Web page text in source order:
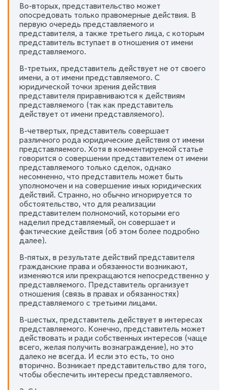
Во-вторых, представительство может
опосредовать только правомерные действия. В
первую очередь представляемого и
представителя, а также третьего лица, с которым
представитель вступает в отношения от имени
представляемого.
В-третьих, представитель действует не от своего
имени, а от имени представляемого. С
юридической точки зрения действия
представителя приравниваются к действиям
представляемого (так как представитель
действует от имени представляемого).
В-четвертых, представитель совершает
различного рода юридические действия от имени
представляемого. Хотя в комментируемой статье
говорится о совершении представителем от имени
представляемого только сделок, однако
несомненно, что представитель может быть
уполномочен и на совершение иных юридических
действий. Странно, но обычно игнорируется то
обстоятельство, что для реализации
представителем полномочий, которыми его
наделил представляемый, он совершает и
фактические действия (об этом более подробно
далее).
В-пятых, в результате действий представителя
гражданские права и обязанности возникают,
изменяются или прекращаются непосредственно у
представляемого. Представитель организует
отношения (связь в правах и обязанностях)
представляемого с третьими лицами.
В-шестых, представитель действует в интересах
представляемого. Конечно, представитель может
действовать и ради собственных интересов (чаще
всего, желая получить вознаграждение), но это
далеко не всегда. И если это есть, то оно
вторично. Возникает представительство для того,
чтобы обеспечить интересы представляемого.